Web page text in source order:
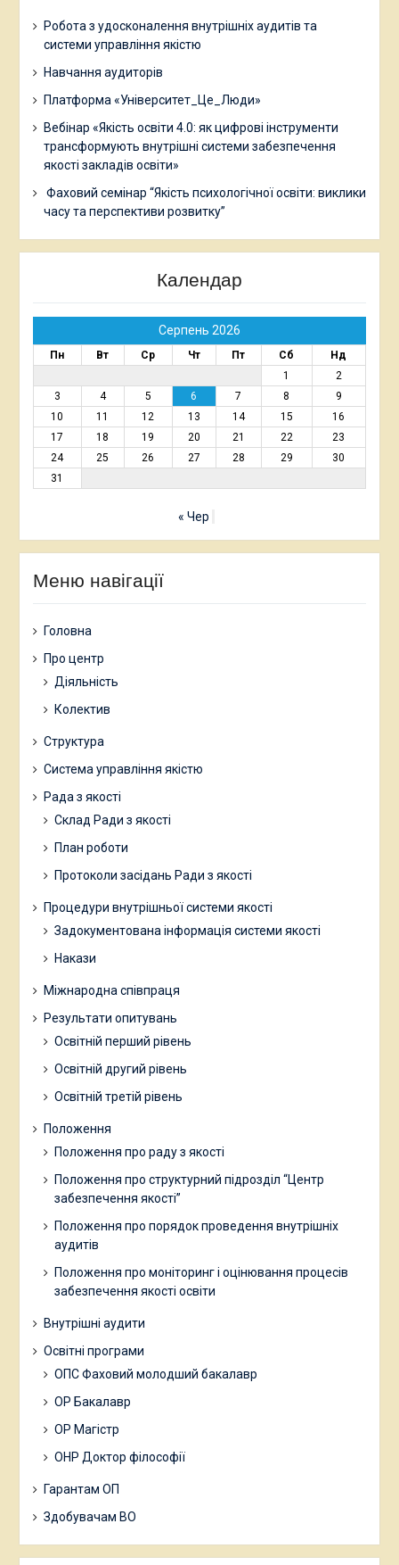
Робота з удосконалення внутрішніх аудитів та
системи управління якістю
Навчання аудиторів
Платформа «Університет_Це_Люди»
Вебінар «Якість освіти 4.0: як цифрові інструменти
трансформують внутрішні системи забезпечення
якості закладів освіти»
Фаховий семінар “Якість психологічної освіти: виклики
часу та перспективи розвитку”
Календар
Серпень 2026
Пн Вт Ср Чт Пт Сб
Нд
1
2
3
4 5 6 7 8
9
10
11 12 13 14 15
16
17
18 19 20 21 22
23
24
25 26 27 28 29
30
31
« Чер
Меню навігації
Головна
Про центр
Діяльність
Колектив
Структура
Система управління якістю
Рада з якості
Склад Ради з якості
План роботи
Протоколи засідань Ради з якості
Процедури внутрішньої системи якості
Задокументована інформація системи якості
Накази
Міжнародна співпраця
Результати опитувань
Освітній перший рівень
Освітній другий рівень
Освітній третій рівень
Положення
Положення про раду з якості
Положення про структурний підрозділ “Центр
забезпечення якості”
Положення про порядок проведення внутрішніх
аудитів
Положення про моніторинг і оцінювання процесів
забезпечення якості освіти
Внутрішні аудити
Освітні програми
ОПС Фаховий молодший бакалавр
ОР Бакалавр
ОР Магістр
ОНР Доктор філософії
Гарантам ОП
Здобувачам ВО